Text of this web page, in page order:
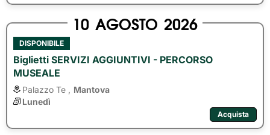
10 AGOSTO 2026
DISPONIBILE
Biglietti SERVIZI AGGIUNTIVI - PERCORSO
MUSEALE
Palazzo Te ,
Mantova
Lunedì
Acquista